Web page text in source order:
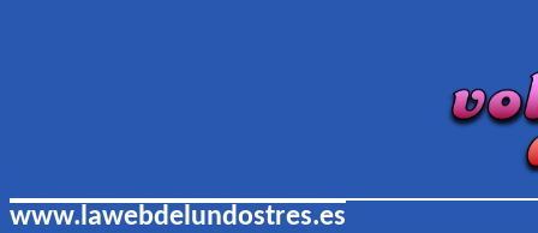
www.lawebdelundostres.es